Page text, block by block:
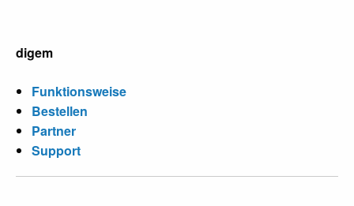
digem
Funktionsweise
Bestellen
Partner
Support